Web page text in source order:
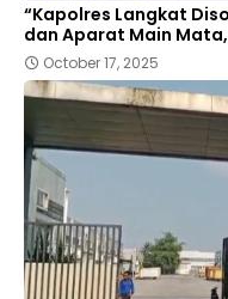
“Kapolres Langkat
dan Aparat Main
October 17, 2025